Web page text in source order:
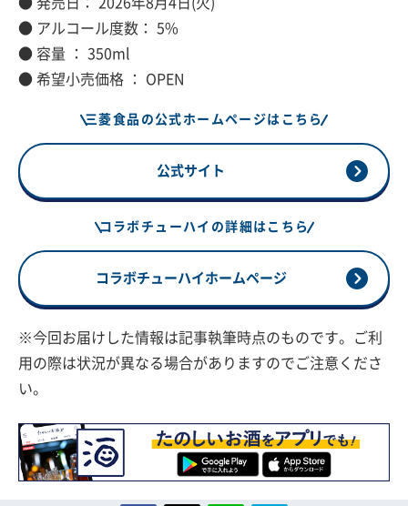
● 発売日： 2026年8月4日(火)
● アルコール度数： 5%
● 容量 ： 350ml
● 希望小売価格 ： OPEN
三菱食品の公式ホームページはこちら
公式サイト
コラボチューハイの詳細はこちら
コラボチューハイホームページ
※今回お届けした情報は記事執筆時点のものです。ご利
用の際は状況が異なる場合がありますのでご注意くださ
い。